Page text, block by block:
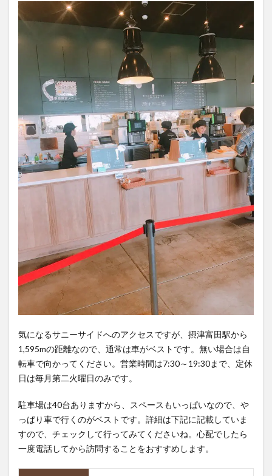
気になるサニーサイドへのアクセスですが、摂津富田駅から
1,595mの距離なので、通常は車がベストです。無い場合は自
転車で向かってください。営業時間は7:30～19:30まで、定休
日は毎月第二火曜日のみです。
駐車場は40台ありますから、スペースもいっぱいなので、や
っぱり車で行くのがベストです。詳細は下記に記載していま
すので、チェックして行ってみてくださいね。心配でしたら
一度電話してから訪問することをおすすめします。